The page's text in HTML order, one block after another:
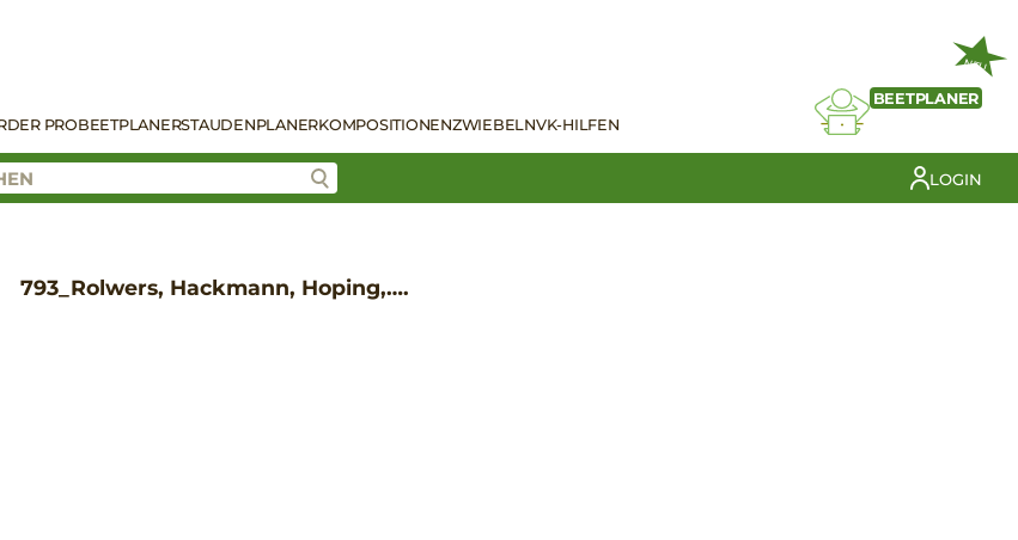
PROBEETPLANERSTAUDENPLANERKOMPOSITIONENZWIEBELNVK-HILFEN
NEU
BEETPLANER
LOGIN
793_Rolwers, Hackmann, Hoping,….